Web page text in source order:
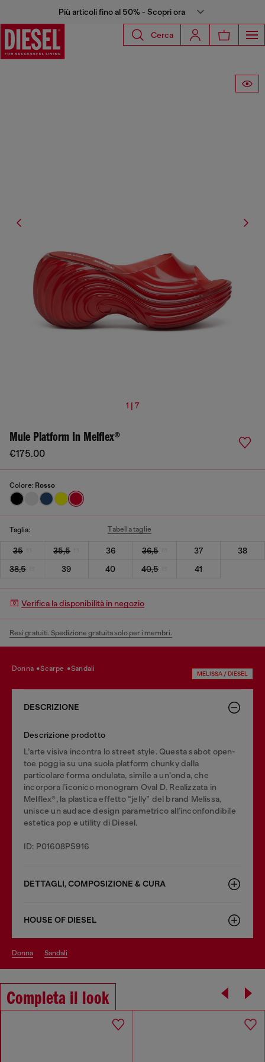
Più articoli fino al 50% - Scopri ora
Cerca
1 | 7
Mule Platform In Melflex®
€175.00
Colore: Rosso
Taglia: Tabella taglie
35 35,5 36 36,5 37
38
38,5
39 40 40,5 41
Verifica la disponibilità in negozio
Resi gratuiti. Spedizione gratuita solo per i membri.
donna scarpe sandali
MELISSA / DIESEL
DESCRIZIONE
Descrizione prodotto
L’arte visiva incontra lo street style. Questa sabot open-
toe poggia su una suola platform chunky dalla
particolare forma ondulata, simile a un’onda, che
incorpora l’iconico monogram Oval D. Realizzata in
Melflex®, la plastica effetto “jelly” del brand Melissa,
unisce un audace design parametrico all’inconfondibile
estetica pop e utility di Diesel.
ID: P01608PS916
DETTAGLI, COMPOSIZIONE & CURA
HOUSE OF DIESEL
donna sandali
Completa il look